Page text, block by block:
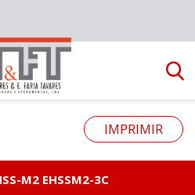
IMPRIMIR
M2 EHSSM2-3C